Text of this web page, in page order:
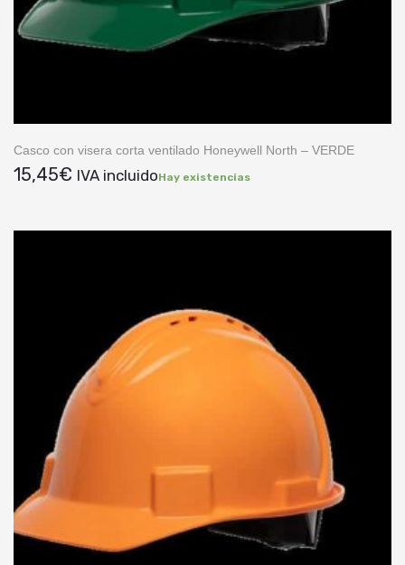
Casco con visera corta ventilado Honeywell North – VERDE
15,45€ IVA incluidoHay existencias